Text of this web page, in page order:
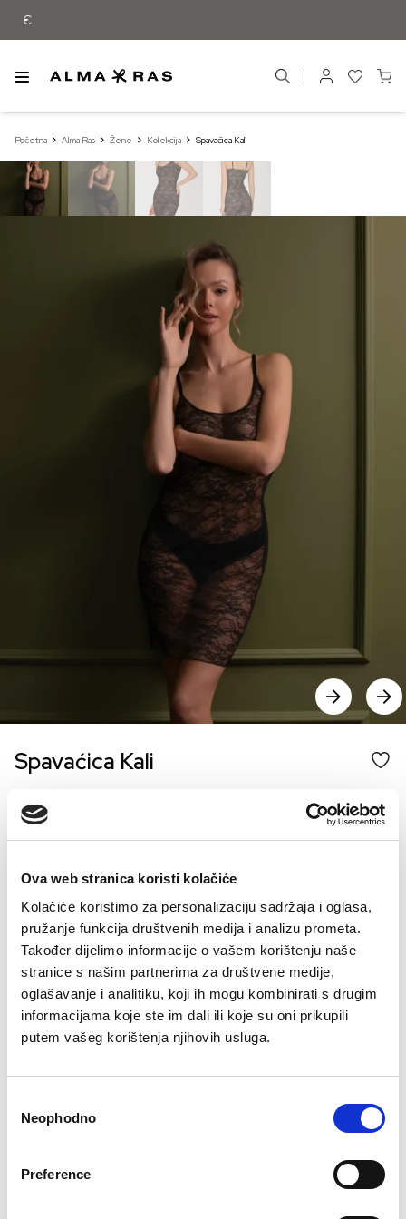
Ova web stranica koristi kolačiće
Kolačiće koristimo za personalizaciju sadržaja i oglasa,
pružanje funkcija društvenih medija i analizu prometa.
Također dijelimo informacije o vašem korištenju naše
stranice s našim partnerima za društvene medije,
oglašavanje i analitiku, koji ih mogu kombinirati s drugim
informacijama koje ste im dali ili koje su oni prikupili
putem vašeg korištenja njihovih usluga.
Selection
Neophodno
Preference
Početna Alma Ras Žene Kolekcija Spavaćica Kali
Spavaćica Kali
€0.00
COLOR
VELIČINE ZA ŽENE
36 38 40 42 44
Kalkulator velicine
- + DODAJTE U KORPU
83% poliamid